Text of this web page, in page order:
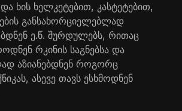
ხის ხელკეტებით, კასტეტებით,
განსახორციელებლად
ე.წ. შურდულებს, რითაც
რკინის საგნებსა და
აზიანებდნენ როგორც
ასევე თავს ესხმოდნენ